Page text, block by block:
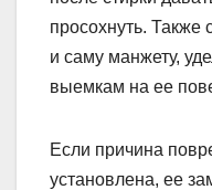
просохнуть. Также
и саму манжету,
выемкам на ее
Если причина
установлена, ее